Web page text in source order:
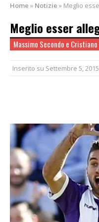
Home » Notizie » Meglio
Meglio esser
Massimo Secondo e
Inserito su Settembre 5, 2015